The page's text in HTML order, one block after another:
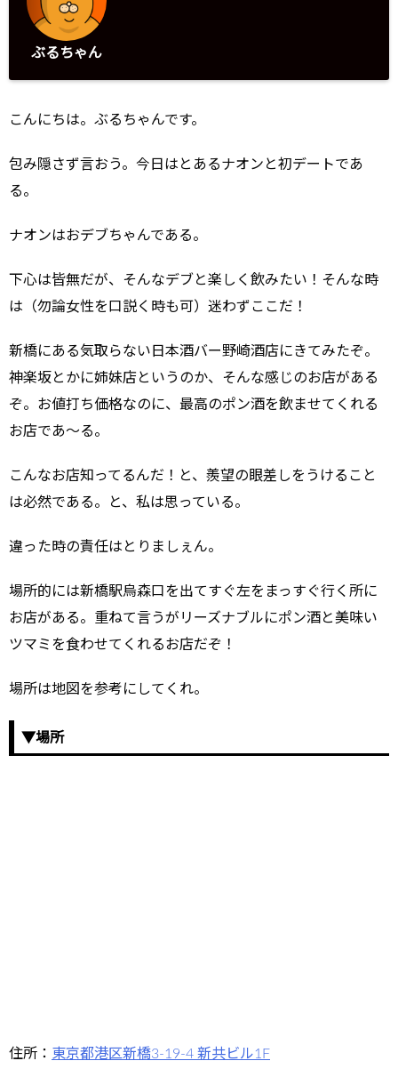
ぶるちゃん
こんにちは。ぶるちゃんです。
包み隠さず言おう。今日はとあるナオンと初デートであ
る。
ナオンはおデブちゃんである。
下心は皆無だが、そんなデブと楽しく飲みたい！そんな時
は（勿論女性を口説く時も可）迷わずここだ！
新橋にある気取らない日本酒バー野崎酒店にきてみたぞ。
神楽坂とかに姉妹店というのか、そんな感じのお店がある
ぞ。お値打ち価格なのに、最高のポン酒を飲ませてくれる
お店であ～る。
こんなお店知ってるんだ！と、羨望の眼差しをうけること
は必然である。と、私は思っている。
違った時の責任はとりましぇん。
場所的には新橋駅烏森口を出てすぐ左をまっすぐ行く所に
お店がある。重ねて言うがリーズナブルにポン酒と美味い
ツマミを食わせてくれるお店だぞ！
場所は地図を参考にしてくれ。
▼場所
住所： 東京都港区新橋3-19-4 新共ビル1F